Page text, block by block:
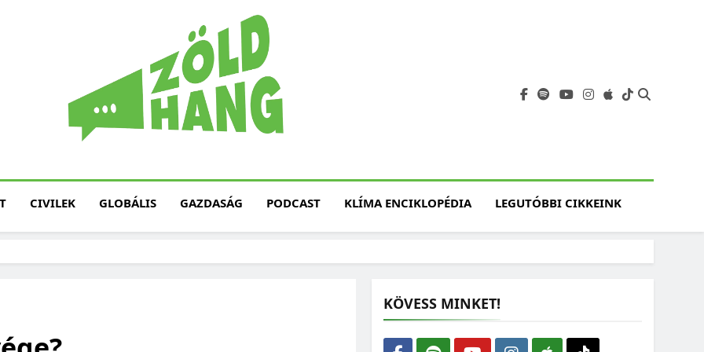
Fenntarthatóság, Jövő
CIVILEK GLOBÁLIS GAZDASÁG PODCAST KLÍMA ENCIKLOPÉDIA LEGUTÓBBI CIKKEINK
KÖVESS MINKET!